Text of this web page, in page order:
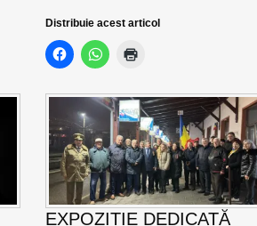
Distribuie acest articol
EXPOZIȚIE DEDICATĂ